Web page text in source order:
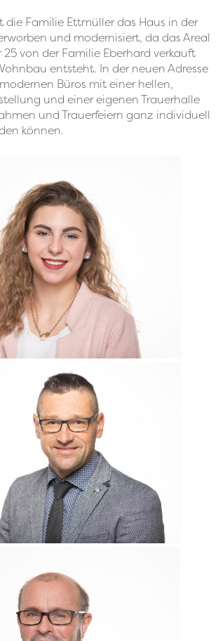
Familie Ettmüller das Haus in der
und modernisiert, da das Areal
von der Familie Eberhard verkauft
entsteht. In der neuen Adresse
Büros mit einer hellen,
und einer eigenen Trauerhalle
und Trauerfeiern ganz individuell
können.